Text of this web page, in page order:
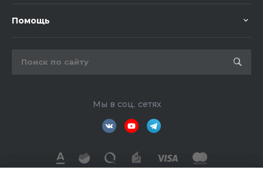
Помощь
Мы в соц. сетях